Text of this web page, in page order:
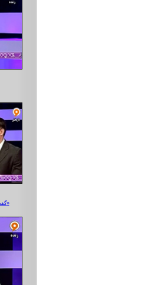
گفت‌وگو با «حسن‌گرامی»و«امیدآمحمدی»